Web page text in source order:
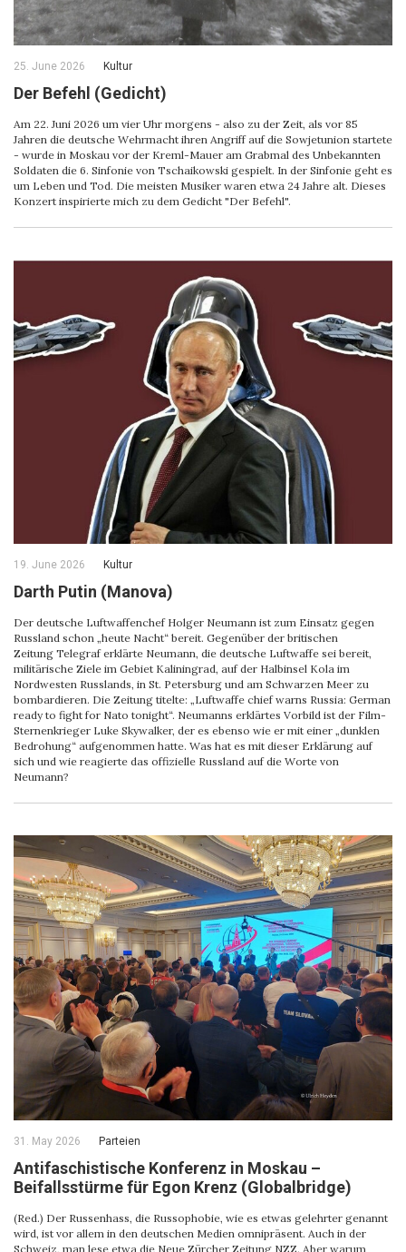
25. June 2026 Kultur
Der Befehl (Gedicht)
Am 22. Juni 2026 um vier Uhr morgens - also zu der Zeit, als vor 85
Jahren die deutsche Wehrmacht ihren Angriff auf die Sowjetunion startete
- wurde in Moskau vor der Kreml-Mauer am Grabmal des Unbekannten
Soldaten die 6. Sinfonie von Tschaikowski gespielt. In der Sinfonie geht es
um Leben und Tod. Die meisten Musiker waren etwa 24 Jahre alt. Dieses
Konzert inspirierte mich zu dem Gedicht "Der Befehl".
19. June 2026 Kultur
Darth Putin (Manova)
Der deutsche Luftwaffenchef Holger Neumann ist zum Einsatz gegen
Russland schon „heute Nacht“ bereit. Gegenüber der britischen
Zeitung Telegraf erklärte Neumann, die deutsche Luftwaffe sei bereit,
militärische Ziele im Gebiet Kaliningrad, auf der Halbinsel Kola im
Nordwesten Russlands, in St. Petersburg und am Schwarzen Meer zu
bombardieren. Die Zeitung titelte: „Luftwaffe chief warns Russia: German
ready to fight for Nato tonight“. Neumanns erklärtes Vorbild ist der Film-
Sternenkrieger Luke Skywalker, der es ebenso wie er mit einer „dunklen
Bedrohung“ aufgenommen hatte. Was hat es mit dieser Erklärung auf
sich und wie reagierte das offizielle Russland auf die Worte von
Neumann?
31. May 2026 Parteien
Antifaschistische Konferenz in Moskau –
Beifallsstürme für Egon Krenz (Globalbridge)
(Red.) Der Russenhass, die Russophobie, wie es etwas gelehrter genannt
wird, ist vor allem in den deutschen Medien omnipräsent. Auch in der
Schweiz, man lese etwa die Neue Zürcher Zeitung NZZ. Aber warum